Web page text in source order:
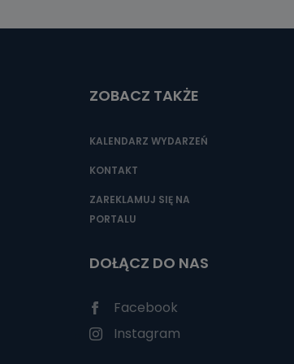
ZOBACZ TAKŻE
KALENDARZ WYDARZEŃ
KONTAKT
ZAREKLAMUJ SIĘ NA
PORTALU
DOŁĄCZ DO NAS
Facebook
Instagram